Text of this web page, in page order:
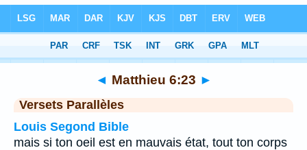
Chapitre 6 > Verset 23
◄ Matthieu 6:23 ►
Versets Parallèles
Louis Segond Bible
mais si ton oeil est en mauvais état, tout ton corps